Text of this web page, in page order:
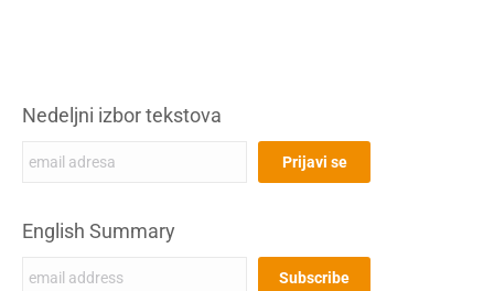
Nedeljni izbor tekstova
English Summary